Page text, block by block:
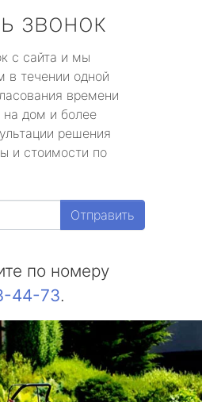
звонок
с сайта и мы
в течении одной
времени
на дом и более
решения
и стоимости по
Отправить
по номеру
44-73.